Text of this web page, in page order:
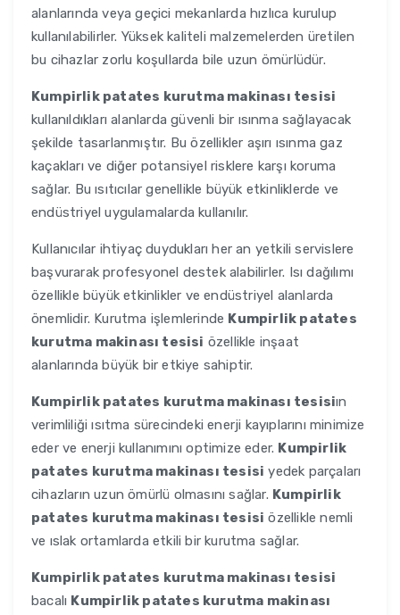
alanlarında veya geçici mekanlarda hızlıca kurulup
kullanılabilirler. Yüksek kaliteli malzemelerden üretilen
bu cihazlar zorlu koşullarda bile uzun ömürlüdür.
Kumpirlik patates kurutma makinası tesisi
kullanıldıkları alanlarda güvenli bir ısınma sağlayacak
şekilde tasarlanmıştır. Bu özellikler aşırı ısınma gaz
kaçakları ve diğer potansiyel risklere karşı koruma
sağlar. Bu ısıtıcılar genellikle büyük etkinliklerde ve
endüstriyel uygulamalarda kullanılır.
Kullanıcılar ihtiyaç duydukları her an yetkili servislere
başvurarak profesyonel destek alabilirler. Isı dağılımı
özellikle büyük etkinlikler ve endüstriyel alanlarda
önemlidir. Kurutma işlemlerinde Kumpirlik patates
kurutma makinası tesisi özellikle inşaat
alanlarında büyük bir etkiye sahiptir.
Kumpirlik patates kurutma makinası tesisiın
verimliliği ısıtma sürecindeki enerji kayıplarını minimize
eder ve enerji kullanımını optimize eder. Kumpirlik
patates kurutma makinası tesisi yedek parçaları
cihazların uzun ömürlü olmasını sağlar. Kumpirlik
patates kurutma makinası tesisi özellikle nemli
ve ıslak ortamlarda etkili bir kurutma sağlar.
Kumpirlik patates kurutma makinası tesisi
bacalı Kumpirlik patates kurutma makinası